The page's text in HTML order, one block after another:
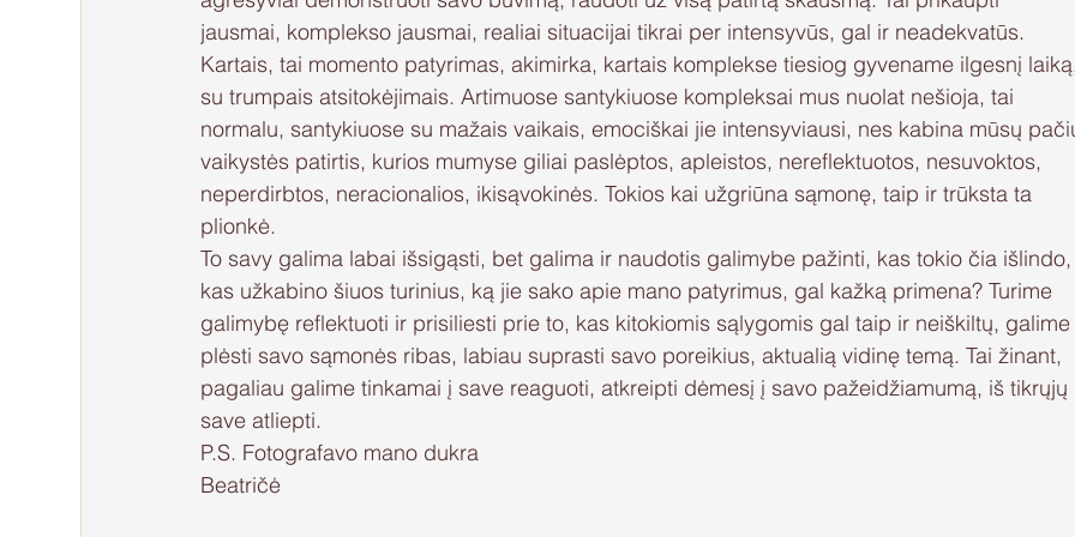
jausmai, komplekso jausmai, realiai situacijai tikrai per intensyvūs, gal ir neadekvatūs.
Kartais, tai momento patyrimas, akimirka, kartais komplekse tiesiog gyvename ilgesnį
su trumpais atsitokėjimais. Artimuose santykiuose kompleksai mus nuolat nešioja, tai
normalu, santykiuose su mažais vaikais, emociškai jie intensyviausi, nes kabina mūsų
vaikystės patirtis, kurios mumyse giliai paslėptos, apleistos, nereflektuotos, nesuvoktos,
neperdirbtos, neracionalios, ikisąvokinės. Tokios kai užgriūna sąmonę, taip ir trūksta ta
plionkė.
To savy galima labai išsigąsti, bet galima ir naudotis galimybe pažinti, kas tokio čia išlindo,
kas užkabino šiuos turinius, ką jie sako apie mano patyrimus, gal kažką primena? Turime
galimybę reflektuoti ir prisiliesti prie to, kas kitokiomis sąlygomis gal taip ir neiškiltų, galime
plėsti savo sąmonės ribas, labiau suprasti savo poreikius, aktualią vidinę temą. Tai žinant,
pagaliau galime tinkamai į save reaguoti, atkreipti dėmesį į savo pažeidžiamumą, iš tikrųjų
save atliepti.
P.S. Fotografavo mano dukra
Beatričė